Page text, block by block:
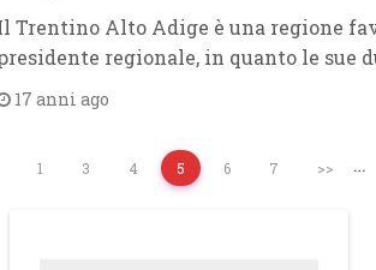
Trentino Alto Adige è una regione
regionale, in quanto le sue
17 anni ago
1 …
3 4 5 6 7 >>